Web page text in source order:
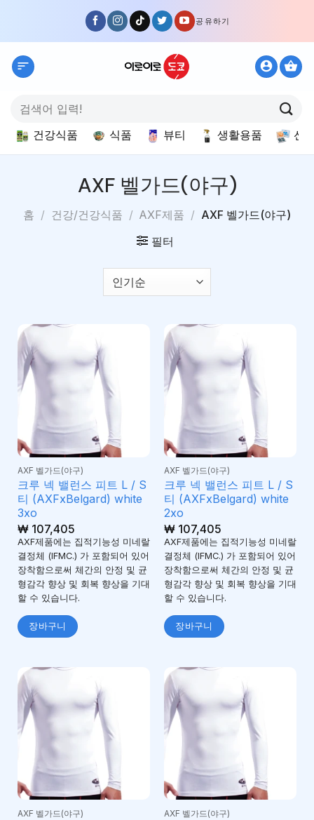
content
공유하기
색:
건강식품 식품 뷰티 생활용품 선
AXF 벨가드(야구)
홈 / 건강/건강식품 / AXF제품 / AXF 벨가드(야구)
필터
AXF 벨가드(야구)
크루 넥 밸런스 피트 L / S
티 (AXFxBelgard) white
3xo
₩107,405
AXF제품에는 집적기능성 미네랄
결정체 (IFMC.) 가 포함되어 있어
장착함으로써 체간의 안정 및 균
형감각 향상 및 회복 향상을 기대
할 수 있습니다.
장바구니
AXF 벨가드(야구)
크루 넥 밸런스 피트 L / S
티 (AXFxBelgard) white
2xo
₩107,405
AXF제품에는 집적기능성 미네랄
결정체 (IFMC.) 가 포함되어 있어
장착함으로써 체간의 안정 및 균
형감각 향상 및 회복 향상을 기대
할 수 있습니다.
장바구니
AXF 벨가드(야구) AXF 벨가드(야구)